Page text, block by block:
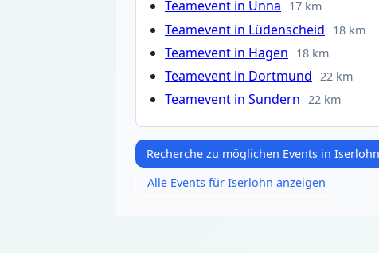
Teamevent in Unna 17 km
Teamevent in Lüdenscheid 18 km
Teamevent in Hagen 18 km
Teamevent in Dortmund 22 km
Teamevent in Sundern 22 km
Recherche zu möglichen Events in Iserlohn
Alle Events für Iserlohn anzeigen